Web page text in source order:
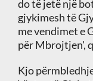
do të jetë një
gjykimesh të
me vendimet e
për Mbrojtjen',
Kjo